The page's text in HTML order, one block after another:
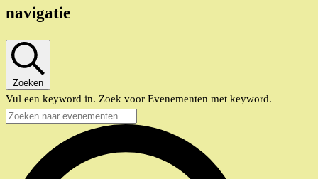
navigatie
Zoeken
Vul een keyword in. Zoek voor Evenementen met keyword.